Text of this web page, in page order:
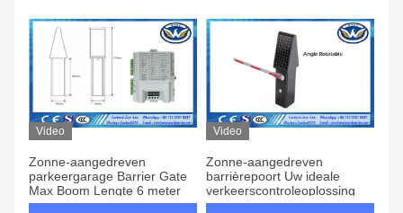
Video
Zonne-aangedreven
parkeergarage Barrier Gate
Max Boom Lengte 6 meter
Video
Zonne-aangedreven
barrièrepoort Uw ideale
verkeerscontroleoplossing